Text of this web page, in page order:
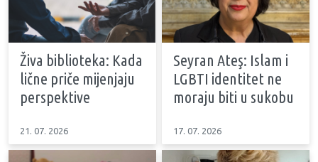
Živa biblioteka: Kada
lične priče mijenjaju
perspektive
21. 07. 2026
Seyran Ateş: Islam i
LGBTI identitet ne
moraju biti u sukobu
17. 07. 2026